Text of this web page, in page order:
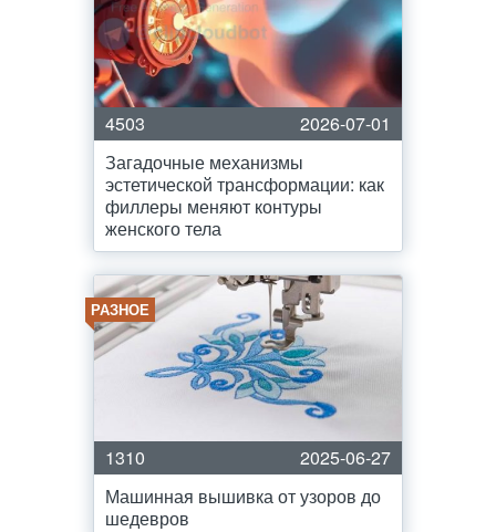
4503
2026-07-01
Загадочные механизмы
эстетической трансформации: как
филлеры меняют контуры
женского тела
РАЗНОЕ
1310
2025-06-27
Машинная вышивка от узоров до
шедевров